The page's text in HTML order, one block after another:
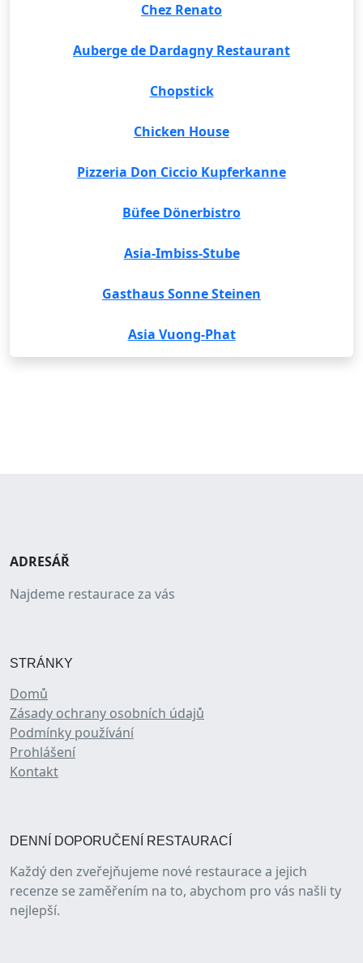
Chez Renato
Auberge de Dardagny Restaurant
Chopstick
Chicken House
Pizzeria Don Ciccio Kupferkanne
Büfee Dönerbistro
Asia-Imbiss-Stube
Gasthaus Sonne Steinen
Asia Vuong-Phat
ADRESÁŘ
Najdeme restaurace za vás
STRÁNKY
Domů
Zásady ochrany osobních údajů
Podmínky používání
Prohlášení
Kontakt
DENNÍ DOPORUČENÍ RESTAURACÍ
Každý den zveřejňujeme nové restaurace a jejich
recenze se zaměřením na to, abychom pro vás našli ty
nejlepší.